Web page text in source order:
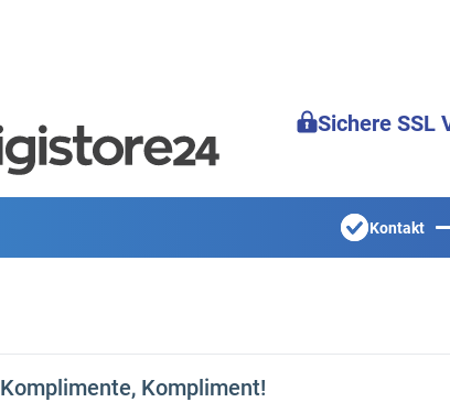
Sichere SSL
Kontakt
Komplimente, Kompliment!